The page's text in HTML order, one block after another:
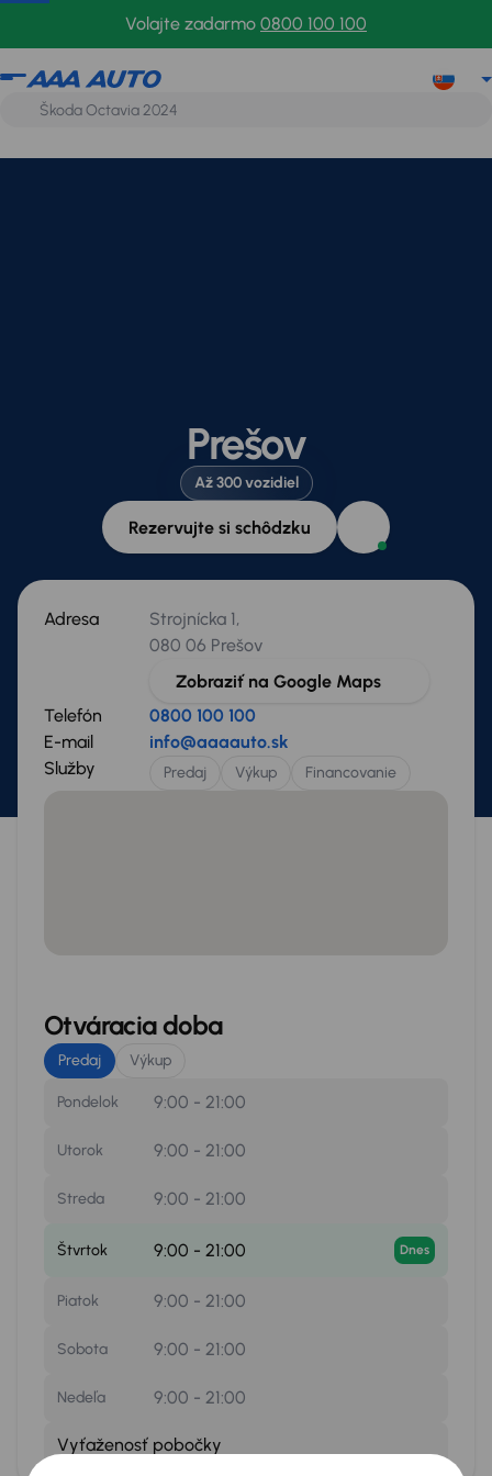
Volajte zadarmo 0800 100 100
Prešov
Až 300 vozidiel
Rezervujte si schôdzku
Adresa
Strojnícka 1,
080 06 Prešov
Zobraziť na Google Maps
Telefón
0800 100 100
E-mail
info@aaaauto.sk
Služby
Predaj Výkup Financovanie
Otváracia doba
Predaj Výkup
Pondelok 9:00 - 21:00
Utorok 9:00 - 21:00
Streda 9:00 - 21:00
Štvrtok 9:00 - 21:00 Dnes
Piatok 9:00 - 21:00
Sobota 9:00 - 21:00
Nedeľa 9:00 - 21:00
Vyťaženosť pobočky